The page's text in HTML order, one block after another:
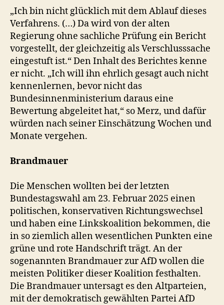
„Ich bin nicht glücklich mit dem Ablauf dieses
Verfahrens. (…) Da wird von der alten
Regierung ohne sachliche Prüfung ein Bericht
vorgestellt, der gleichzeitig als Verschlusssache
eingestuft ist.“ Den Inhalt des Berichtes kenne
er nicht. „Ich will ihn ehrlich gesagt auch nicht
kennenlernen, bevor nicht das
Bundesinnenministerium daraus eine
Bewertung abgeleitet hat,“ so Merz, und dafür
würden nach seiner Einschätzung Wochen und
Monate vergehen.
Brandmauer
Die Menschen wollten bei der letzten
Bundestagswahl am 23. Februar 2025 einen
politischen, konservativen Richtungswechsel
und haben eine Linkskoalition bekommen, die
in so ziemlich allen wesentlichen Punkten eine
grüne und rote Handschrift trägt. An der
sogenannten Brandmauer zur AfD wollen die
meisten Politiker dieser Koalition festhalten.
Die Brandmauer untersagt es den Altparteien,
mit der demokratisch gewählten Partei AfD